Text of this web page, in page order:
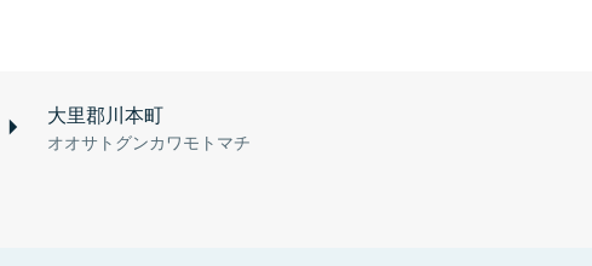
大里郡川本町
オオサトグンカワモトマチ